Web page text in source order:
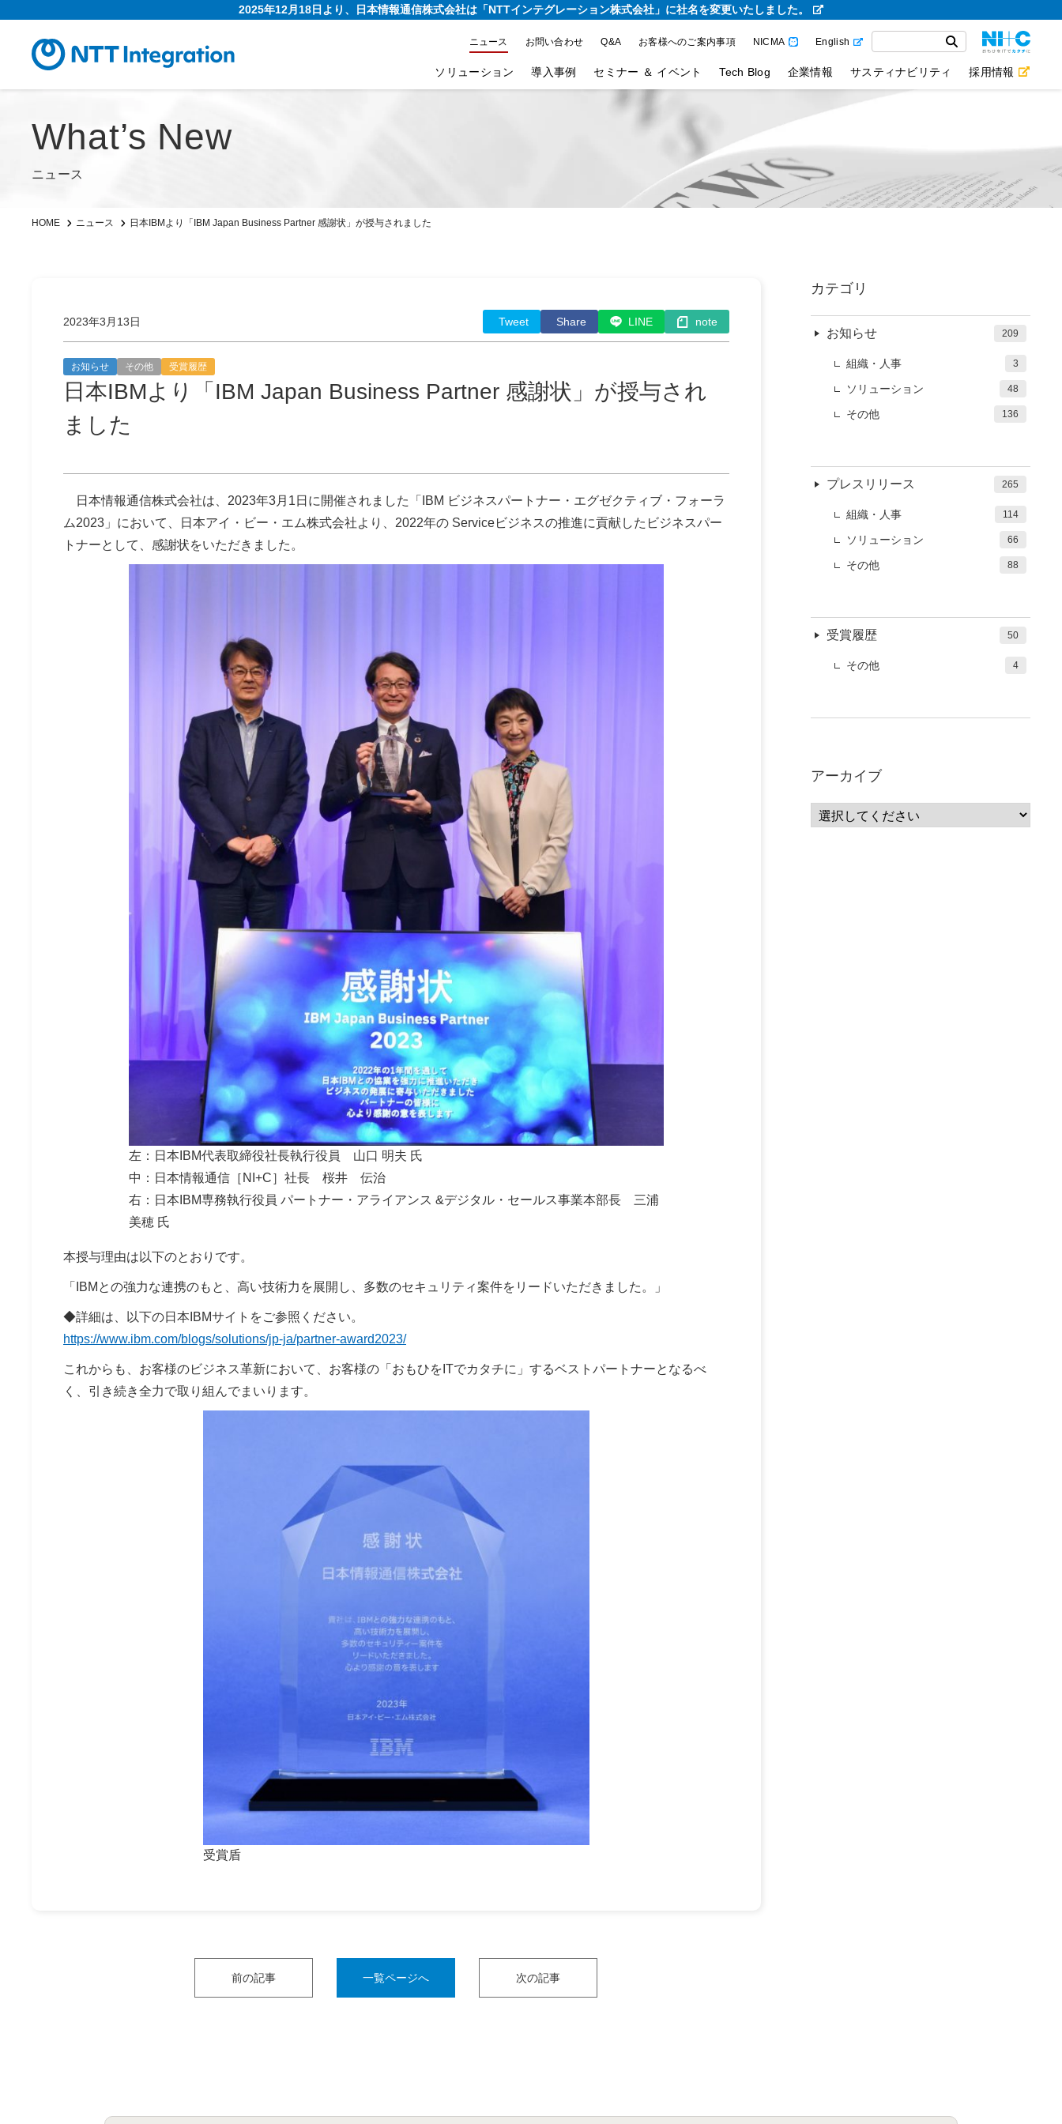
2025年12月18日より、日本情報通信株式会社は「NTTインテグレーション株式会社」に社名を変更いたしました。
ニュース お問い合わせ Q&A お客様へのご案内事項 NICMA English
ソリューション 導入事例 セミナー ＆ イベント Tech Blog 企業情報 サスティナビリティ 採用情報
What’s New
ニュース
HOME ニュース 日本IBMより「IBM Japan Business Partner 感謝状」が授与されました
2023年3月13日 Tweet Share LINE note
お知らせ その他 受賞履歴
日本IBMより「IBM Japan Business Partner 感謝状」が授与され
ました
日本情報通信株式会社は、2023年3月1日に開催されました「IBM ビジネスパートナー・エグゼクティブ・フォーラ
ム2023」において、日本アイ・ビー・エム株式会社より、2022年の Serviceビジネスの推進に貢献したビジネスパー
トナーとして、感謝状をいただきました。
左：日本IBM代表取締役社長執行役員 山口 明夫 氏
中：日本情報通信［NI+C］社長 桜井 伝治
右：日本IBM専務執行役員 パートナー・アライアンス &デジタル・セールス事業本部長 三浦
美穂 氏
本授与理由は以下のとおりです。
「IBMとの強力な連携のもと、高い技術力を展開し、多数のセキュリティ案件をリードいただきました。」
◆詳細は、以下の日本IBMサイトをご参照ください。
https://www.ibm.com/blogs/solutions/jp-ja/partner-award2023/
これからも、お客様のビジネス革新において、お客様の「おもひをITでカタチに」するベストパートナーとなるべ
く、引き続き全力で取り組んでまいります。
受賞盾
前の記事 一覧ページへ 次の記事
カテゴリ
お知らせ 209
組織・人事 3
ソリューション 48
その他 136
プレスリリース 265
組織・人事 114
ソリューション 66
その他 88
受賞履歴 50
その他 4
アーカイブ